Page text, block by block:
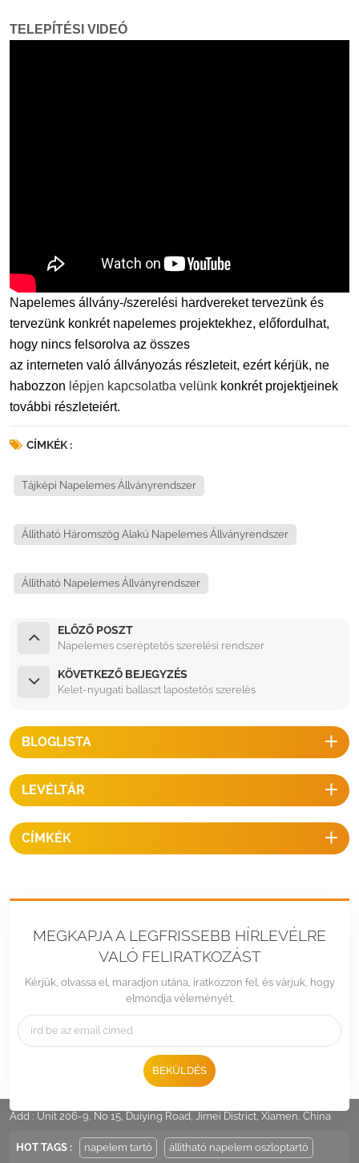
TELEPÍTÉSI VIDEÓ
Napelemes állvány-/szerelési hardvereket tervezünk és
tervezünk konkrét napelemes projektekhez, előfordulhat,
hogy nincs felsorolva az összes
az interneten való állványozás részleteit, ezért kérjük, ne
habozzon lépjen kapcsolatba velünk konkrét projektjeinek
további részleteiért.
CÍMKÉK :
Tájképi Napelemes Állványrendszer
Állítható Háromszög Alakú Napelemes Állványrendszer
Állítható Napelemes Állványrendszer
ELŐZŐ POSZT
Napelemes cseréptetős szerelési rendszer
KÖVETKEZŐ BEJEGYZÉS
Kelet-nyugati ballaszt lapostetős szerelés
BLOGLISTA
LEVÉLTÁR
CÍMKÉK
MEGKAPJA A LEGFRISSEBB HÍRLEVÉLRE
VALÓ FELIRATKOZÁST
Kérjük, olvassa el, maradjon utána, iratkozzon fel, és várjuk, hogy
elmondja véleményét.
BEKÜLDÉS
Add : Unit 206-9, No 15, Duiying Road, Jimei District, Xiamen, China
HOT TAGS : napelem tartó állítható napelem oszloptartó